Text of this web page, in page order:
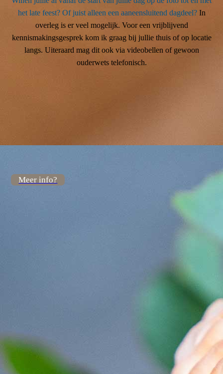
het late feest? Of juist alleen een aaneensluitend dagdeel? In
overleg is er veel mogelijk. Voor een vrijblijvend
kennismakingsgesprek kom ik graag bij jullie thuis of op locatie
langs. Uiteraard mag dit ook via videobellen of gewoon
ouderwets telefonisch.
Meer info?